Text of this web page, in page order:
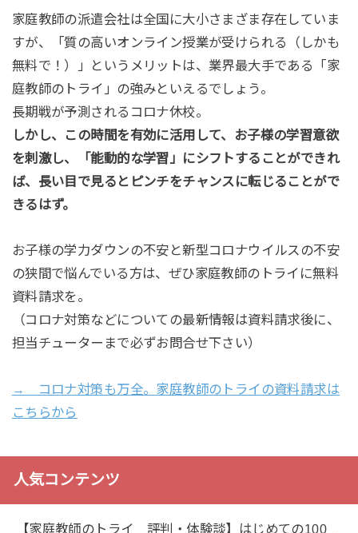
家庭教師の派遣会社は全国に大小さまざま存在していま
すが、「質の高いオンライン授業が受けられる（しかも
無料で！）」というメリットは、業界最大手である「家
庭教師のトライ」の強みといえるでしょう。
長期戦が予測されるコロナ休校。
しかし、この時間を有効に活用して、お子様の学習意欲
を刺激し、「能動的な学習」にシフトすることができれ
ば、長い目で見るとピンチをチャンスに転じることがで
きるはず。
お子様の学力ダウンの不安と新型コロナウイルスの不安
の狭間で悩んでいる方は、ぜひ家庭教師のトライに無料
資料請求を。
（コロナ対策などについての最新情報は資料請求後に、
担当チューターまで必ずお問合せ下さい）
→ コロナ対策も万全。家庭教師のトライの資料請求は
こちらから
人気コンテンツ
【家庭教師のトライ 評判・体験談】はじめての100